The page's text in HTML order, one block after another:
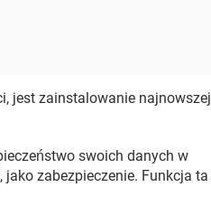
jest zainstalowanie najnowszej
swoich danych w
zabezpieczenie. Funkcja ta